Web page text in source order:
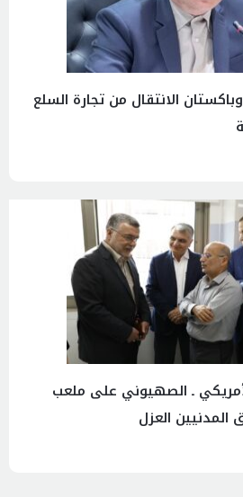
الانتقال من تجارة السلع
ـ الصهيوني على ملعب
المدنيين العزل